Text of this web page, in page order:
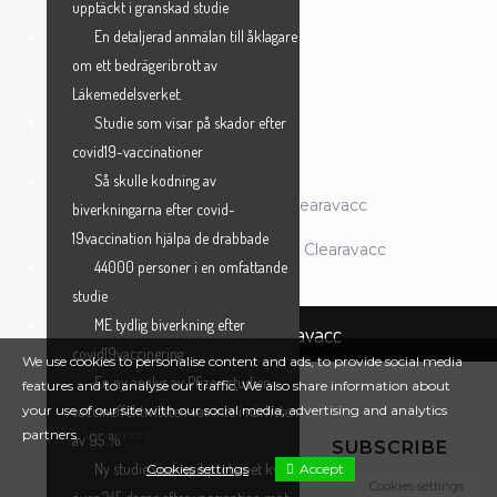
ANMÄL MIG →
© 2026 Föreningen Clearavacc
Powered by Föreningen Clearavacc
We use cookies to personalise content and ads, to provide social media
features and to analyse our traffic. We also share information about
your use of our site with our social media, advertising and analytics
partners. View more
Cookies settings Accept
Cookies settings
SUBSCRIBE
Föreningen Clearavacc
upptäckt i granskad studie
En detaljerad anmälan till åklagare
om ett bedrägeribrott av
Läkemedelsverket.
Studie som visar på skador efter
covid19-vaccinationer
Så skulle kodning av
biverkningarna efter covid-
19vaccination hjälpa de drabbade
44000 personer i en omfattande
studie
ME tydlig biverkning efter
covid19vaccinering
En ny analys av Pfizer-studien:
vaccineffektiviteten var inte i närheten
av 95 %
Ny studie visar spikproteinet kvar i